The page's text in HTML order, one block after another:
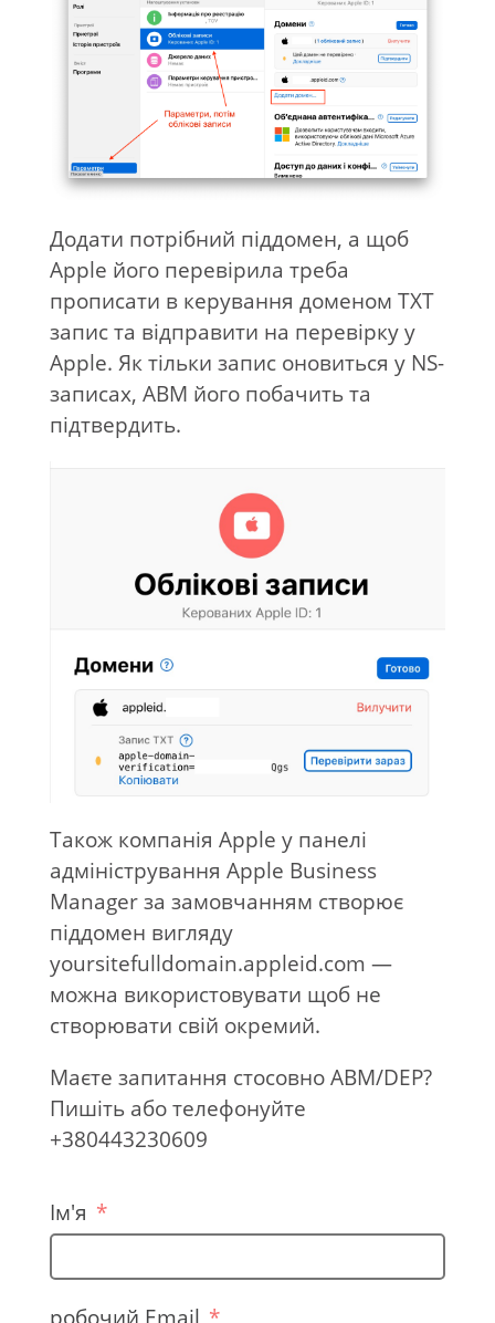
Додати потрібний піддомен, а щоб
Apple його перевірила треба
прописати в керування доменом TXT
запис та відправити на перевірку у
Apple. Як тільки запис оновиться у NS-
записах, ABM його побачить та
підтвердить.
Також компанія Apple у панелі
адміністрування Apple Business
Manager за замовчанням створює
піддомен вигляду
yoursitefulldomain.appleid.com —
можна використовувати щоб не
створювати свій окремий.
Маєте запитання стосовно ABM/DEP?
Пишіть або телефонуйте
+380443230609
Ім'я